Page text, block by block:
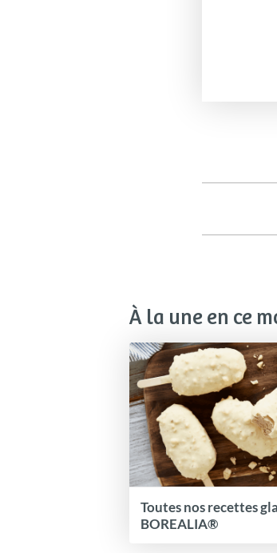
À la une en ce
Toutes nos recettes
BOREALIA®